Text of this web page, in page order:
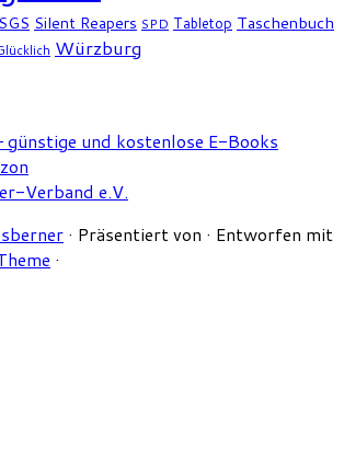
SGS Silent Reapers SPD Tabletop Taschenbuch
Würzburg
günstige und kostenlose E-Books
Verband e.V.
· Präsentiert von · Entworfen mit
·